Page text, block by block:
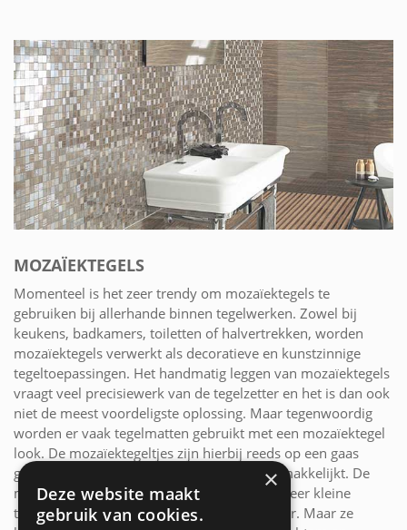
MOZAÏEKTEGELS
Momenteel is het zeer trendy om mozaïektegels te
gebruiken bij allerhande binnen tegelwerken. Zowel bij
keukens, badkamers, toiletten of halvertrekken, worden
mozaïektegels verwerkt als decoratieve en kunstzinnige
tegeltoepassingen. Het handmatig leggen van mozaïektegels
vraagt veel precisiewerk van de tegelzetter en het is dan ook
niet de meest voordeligste oplossing. Maar tegenwoordig
worden er vaak tegelmatten gebruikt met een mozaïektegel
look. De mozaïektegeltjes zijn hierbij reeds op een gaas
gekleefd wat het plaatsen aanzienlijk vergemakkelijkt. De
meest mozaïektegels zijn samengesteld uit zeer kleine
tegeltjes in dezelfde glanzende of matte kleur. Maar ze
×
Deze website maakt
gebruik van cookies.